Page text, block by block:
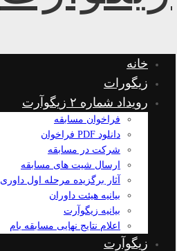
خانه
زیگورات
رویداد شماره ۲ زیگوآرت
فراخوان مسابقه
دانلود PDF فراخوان
شرکت در مسابقه
ارسال شیت های مسابقه
آثار برگزیده مرحله اول داوری
بیانیه هیئت داوران
بیانیه زیگوآرت
اعلام نتایج نهایی مسابقه بام
زیگوآرت